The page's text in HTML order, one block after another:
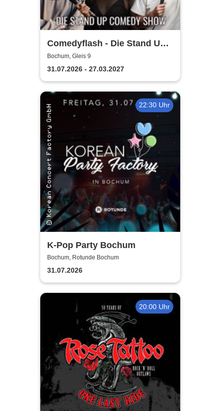
Comedyflash - Die Stand Up
Comedy Show in Bochum
Bochum, Gleis 9
31.07.2026 - 27.03.2027
22:30 Uhr
K-Pop Party Bochum
Bochum, Rotunde Bochum
31.07.2026
20:00 Uhr